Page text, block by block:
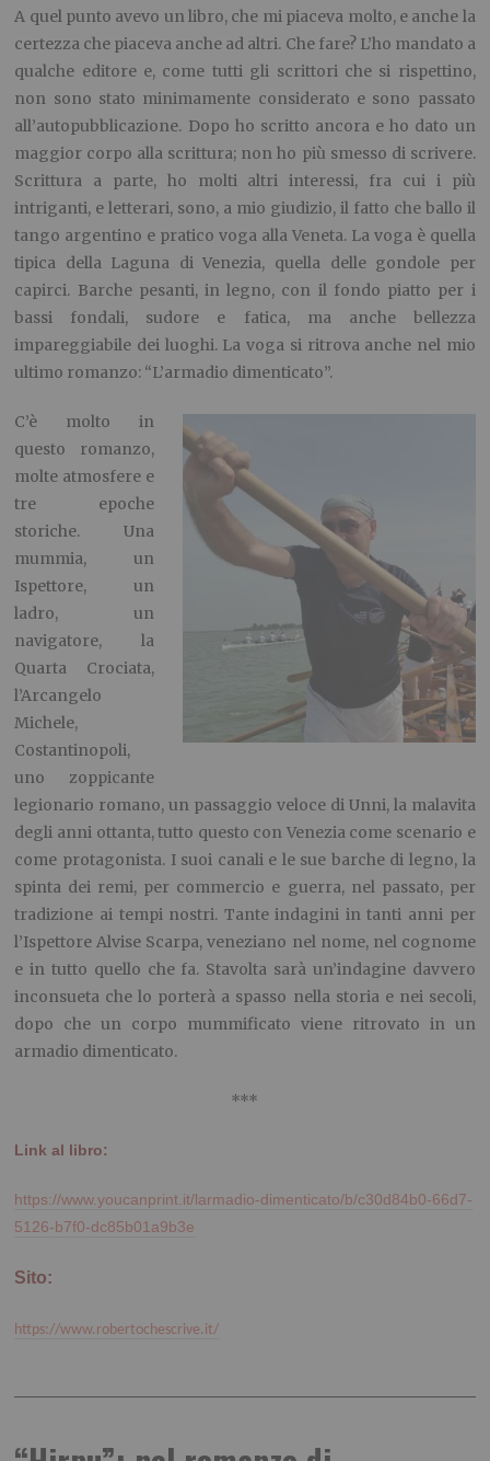
A quel punto avevo un libro, che mi piaceva molto, e anche la
certezza che piaceva anche ad altri. Che fare? L’ho mandato a
qualche editore e, come tutti gli scrittori che si rispettino,
non sono stato minimamente considerato e sono passato
all’autopubblicazione. Dopo ho scritto ancora e ho dato un
maggior corpo alla scrittura; non ho più smesso di scrivere.
Scrittura a parte, ho molti altri interessi, fra cui i più
intriganti, e letterari, sono, a mio giudizio, il fatto che ballo il
tango argentino e pratico voga alla Veneta. La voga è quella
tipica della Laguna di Venezia, quella delle gondole per
capirci. Barche pesanti, in legno, con il fondo piatto per i
bassi fondali, sudore e fatica, ma anche bellezza
impareggiabile dei luoghi. La voga si ritrova anche nel mio
ultimo romanzo: “L’armadio dimenticato”.
C’è molto in
questo romanzo,
molte atmosfere e
tre epoche
storiche. Una
mummia, un
Ispettore, un
ladro, un
navigatore, la
Quarta Crociata,
l’Arcangelo
Michele,
Costantinopoli,
uno zoppicante
legionario romano, un passaggio veloce di Unni, la malavita
degli anni ottanta, tutto questo con Venezia come scenario e
come protagonista. I suoi canali e le sue barche di legno, la
spinta dei remi, per commercio e guerra, nel passato, per
tradizione ai tempi nostri. Tante indagini in tanti anni per
l’Ispettore Alvise Scarpa, veneziano nel nome, nel cognome
e in tutto quello che fa. Stavolta sarà un’indagine davvero
inconsueta che lo porterà a spasso nella storia e nei secoli,
dopo che un corpo mummificato viene ritrovato in un
armadio dimenticato.
***
Link al libro:
https://www.youcanprint.it/larmadio-dimenticato/b/c30d84b0-66d7-
5126-b7f0-dc85b01a9b3e
Sito:
https://www.robertochescrive.it/